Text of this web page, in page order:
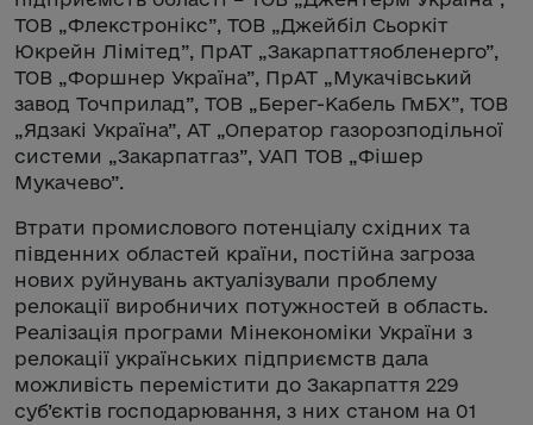
ТОВ „Флекстронікс”, ТОВ „Джейбіл Сьоркіт
Юкрейн Лімітед”, ПрАТ „Закарпаттяобленерго”,
ТОВ „Форшнер Україна”, ПрАТ „Мукачівський
завод Точприлад”, ТОВ „Берег-Кабель ГмБХ”, ТОВ
„Ядзакі Україна”, АТ „Оператор газорозподільної
системи „Закарпатгаз”, УАП ТОВ „Фішер
Мукачево”.
Втрати промислового потенціалу східних та
південних областей країни, постійна загроза
нових руйнувань актуалізували проблему
релокації виробничих потужностей в область.
Реалізація програми Мінекономіки України з
релокації українських підприємств дала
можливість перемістити до Закарпаття 229
суб’єктів господарювання, з них станом на 01